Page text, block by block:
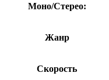
Моно/Стерео:
Жанр
Скорость